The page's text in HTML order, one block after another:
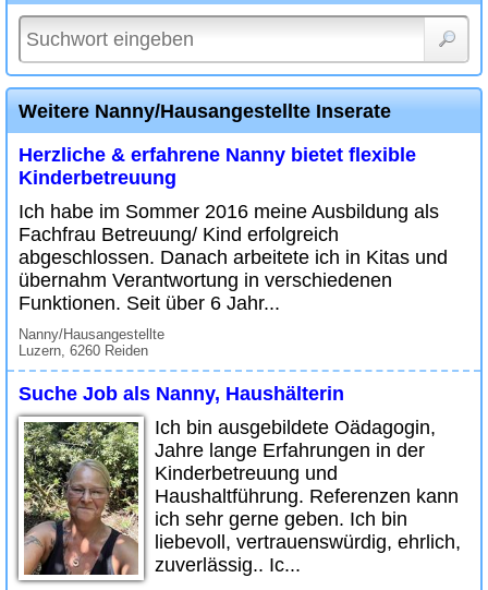
Weitere Nanny/Hausangestellte Inserate
Herzliche & erfahrene Nanny bietet flexible
Kinderbetreuung
Ich habe im Sommer 2016 meine Ausbildung als
Fachfrau Betreuung/ Kind erfolgreich
abgeschlossen. Danach arbeitete ich in Kitas und
übernahm Verantwortung in verschiedenen
Funktionen. Seit über 6 Jahr...
Nanny/Hausangestellte
Luzern, 6260 Reiden
Suche Job als Nanny, Haushälterin
Ich bin ausgebildete Oädagogin,
Jahre lange Erfahrungen in der
Kinderbetreuung und
Haushaltführung. Referenzen kann
ich sehr gerne geben. Ich bin
liebevoll, vertrauenswürdig, ehrlich,
zuverlässig.. Ic...